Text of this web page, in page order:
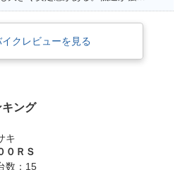
クレビューを見る
ング
キ
０ＲＳ
数：15